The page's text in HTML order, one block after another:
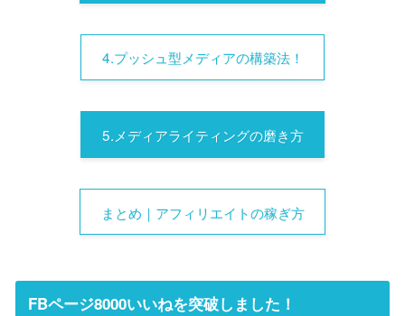
4.プッシュ型メディアの構築法！
5.メディアライティングの磨き方
まとめ｜アフィリエイトの稼ぎ方
FBページ8000いいねを突破しました！